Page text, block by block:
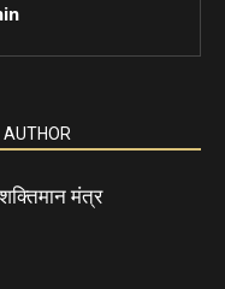
AUTHOR
शक्तिमान मंत्र